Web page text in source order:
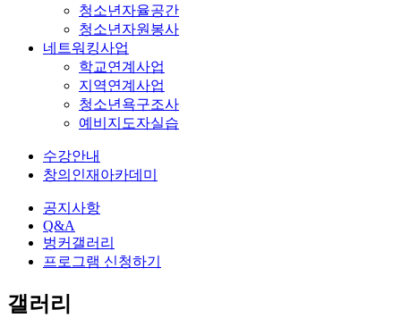
청소년자율공간
청소년자원봉사
네트워킹사업
학교연계사업
지역연계사업
청소년욕구조사
예비지도자실습
수강안내
창의인재아카데미
공지사항
Q&A
벙커갤러리
프로그램 신청하기
갤러리